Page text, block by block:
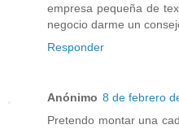
empresa pequeña de
negocio darme un
Responder
Anónimo 8 de febrero
Pretendo montar una